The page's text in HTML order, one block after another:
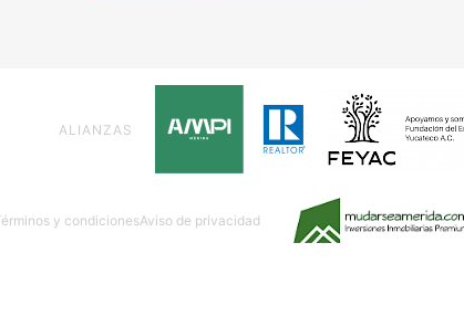
ALIANZAS
y condicionesAviso de privacidad